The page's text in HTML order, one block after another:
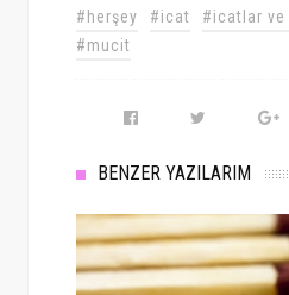
#herşey #icat #icatlar
#mucit
BENZER YAZILARIM